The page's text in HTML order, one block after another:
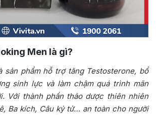
Men là gì?
sản phẩm hỗ trợ tăng Testosterone, bổ
sinh lực và làm chậm quá trình mãn
Với thành phần thảo dược thiên nhiên
Ba kích, Câu kỷ tử… an toàn cho người